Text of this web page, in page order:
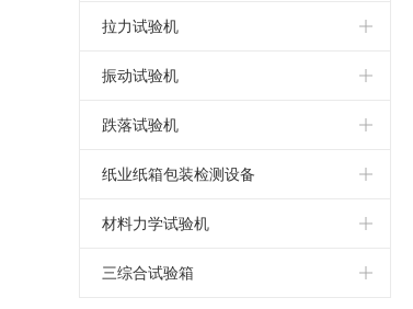
LED高低温冲击试验箱
LED高温老化箱
LED紫外光老化试验箱
LED步入式恒温恒湿试验室
LED高温老化房
LCD冷热冲击试验箱
LCD高低温冲击试验箱
LCD高温老化箱
LCD紫外光老化试验箱
LCD步入式恒温恒湿试验室
LCD高温老化房
PCB板冷热冲击试验箱
电路板高低温冲击试验箱
PCB电路板高温老化箱
电路板紫外光老化试验箱
PCB板步入式恒温恒湿试验室
PCB电路板高温老化房
电磁振动台
电磁吸合式振动台
垂直水平振动试验机
电脑式电磁振动台
四度空间一体振动台
六度空间一体振动台
拉力试验机
桌上型拉力试验机
微电脑拉力试验机
电脑式拉力试验机
伺服控制拉力试验机
高低温拉力试验机
振动试验机
模拟运输振动试验台
机械振动试验机
电磁式扫频振动台
跌落试验机
单臂跌落试验机
双臂跌落试验机
自由跌落试验机
纸业纸箱包装检测设备
纸箱抗压试验机
破裂强度试验机
材料力学试验机
鞋材检测试验机
三综合试验箱